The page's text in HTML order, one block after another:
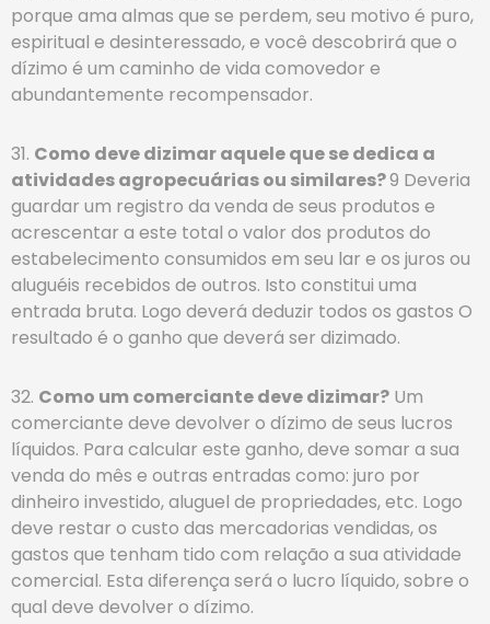
porque ama almas que se perdem, seu motivo é puro,
espiritual e desinteressado, e você descobrirá que o
dízimo é um caminho de vida comovedor e
abundantemente recompensador.
31. Como deve dizimar aquele que se dedica a
atividades agropecuárias ou similares?9 Deveria
guardar um registro da venda de seus produtos e
acrescentar a este total o valor dos produtos do
estabelecimento consumidos em seu lar e os juros ou
aluguéis recebidos de outros. Isto constitui uma
entrada bruta. Logo deverá deduzir todos os gastos O
resultado é o ganho que deverá ser dizimado.
32. Como um comerciante deve dizimar? Um
comerciante deve devolver o dízimo de seus lucros
líquidos. Para calcular este ganho, deve somar a sua
venda do mês e outras entradas como: juro por
dinheiro investido, aluguel de propriedades, etc. Logo
deve restar o custo das mercadorias vendidas, os
gastos que tenham tido com relação a sua atividade
comercial. Esta diferença será o lucro líquido, sobre o
qual deve devolver o dízimo.